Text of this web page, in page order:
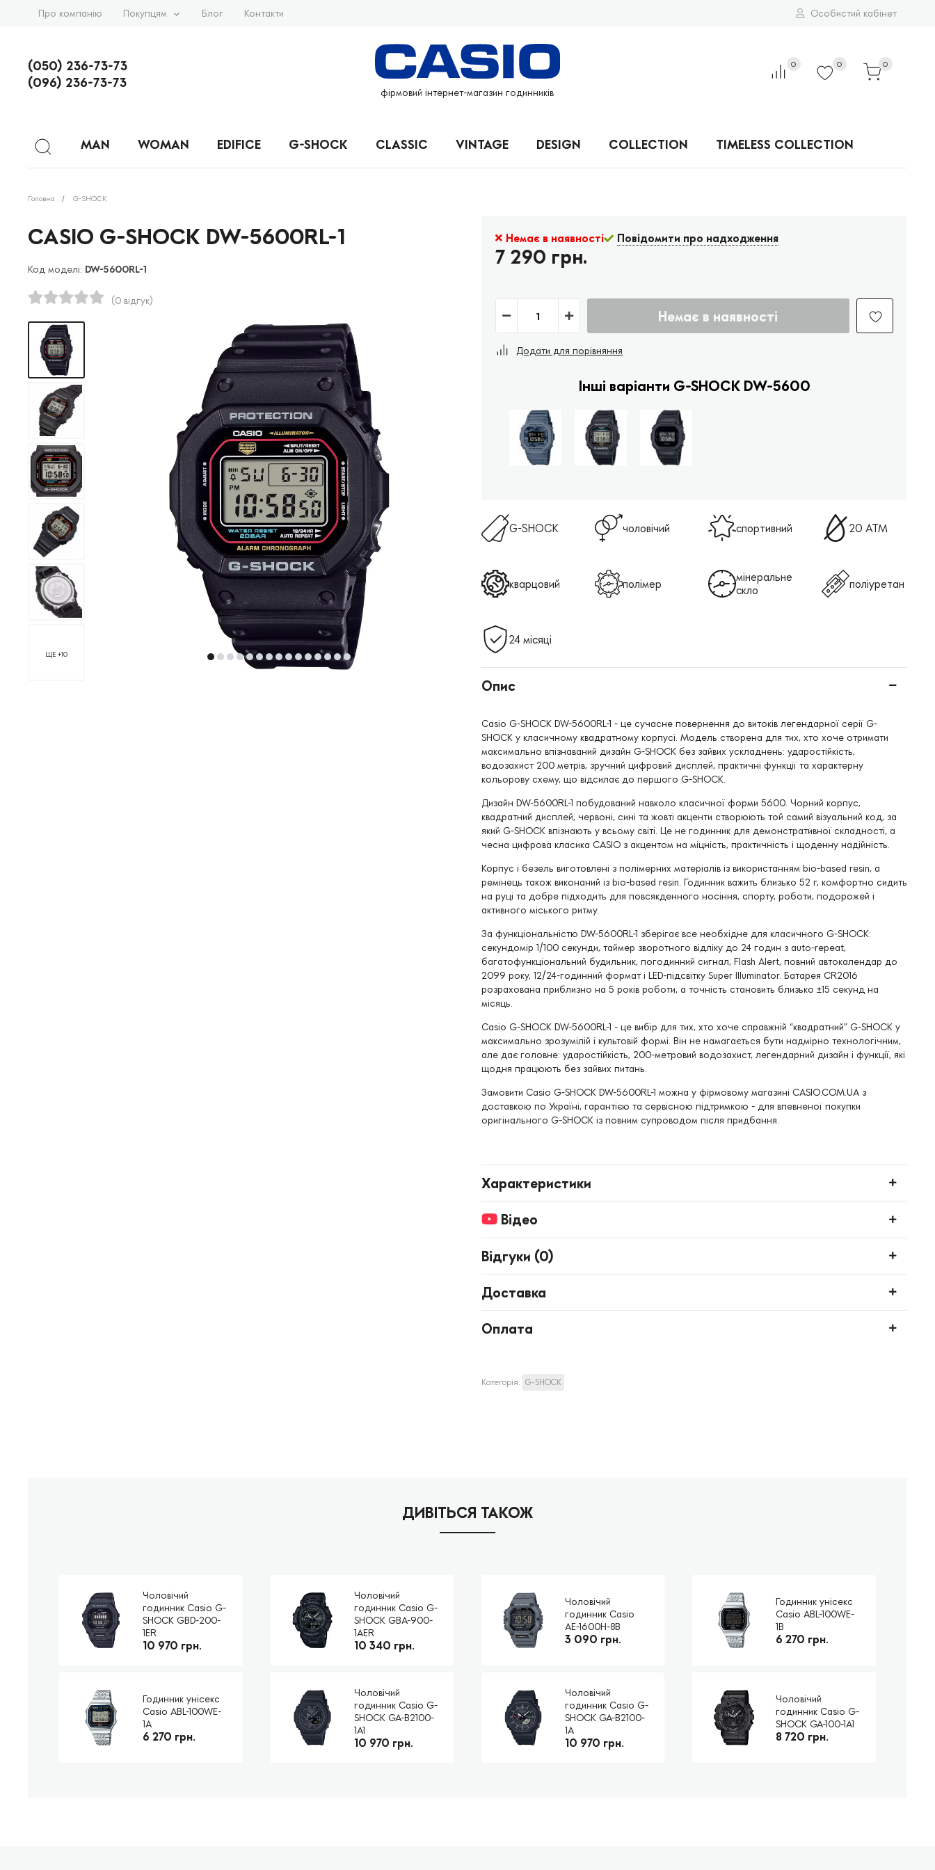
Про компанію Покупцям Блог Контакти Особистий кабінет
(050) 236-73-73
(096) 236-73-73
фірмовий інтернет-магазин годинників
0 0 0
MAN WOMAN EDIFICE G-SHOCK CLASSIC VINTAGE DESIGN COLLECTION TIMELESS COLLECTION
Головна G-SHOCK
CASIO G-SHOCK DW-5600RL-1
Код моделі: DW-5600RL-1
(0 відгук)
ЩЕ +10
Немає в наявності Повідомити про надходження
7 290 грн.
Немає в наявності
Додати для порівняння
Інші варіанти G-SHOCK DW-5600
G-SHOCK чоловічий спортивний 20 ATM
кварцовий полімер
мінеральне
скло
поліуретан
24 місяці
Опис
Casio G-SHOCK DW-5600RL-1 - це сучасне повернення до витоків легендарної серії G-
SHOCK у класичному квадратному корпусі. Модель створена для тих, хто хоче отримати
максимально впізнаваний дизайн G-SHOCK без зайвих ускладнень: ударостійкість,
водозахист 200 метрів, зручний цифровий дисплей, практичні функції та характерну
кольорову схему, що відсилає до першого G-SHOCK.
Дизайн DW-5600RL-1 побудований навколо класичної форми 5600. Чорний корпус,
квадратний дисплей, червоні, сині та жовті акценти створюють той самий візуальний код, за
який G-SHOCK впізнають у всьому світі. Це не годинник для демонстративної складності, а
чесна цифрова класика CASIO з акцентом на міцність, практичність і щоденну надійність.
Корпус і безель виготовлені з полімерних матеріалів із використанням bio-based resin, а
ремінець також виконаний із bio-based resin. Годинник важить близько 52 г, комфортно сидить
на руці та добре підходить для повсякденного носіння, спорту, роботи, подорожей і
активного міського ритму.
За функціональністю DW-5600RL-1 зберігає все необхідне для класичного G-SHOCK:
секундомір 1/100 секунди, таймер зворотного відліку до 24 годин з auto-repeat,
багатофункціональний будильник, погодинний сигнал, Flash Alert, повний автокалендар до
2099 року, 12/24-годинний формат і LED-підсвітку Super Illuminator. Батарея CR2016
розрахована приблизно на 5 років роботи, а точність становить близько ±15 секунд на
місяць.
Casio G-SHOCK DW-5600RL-1 - це вибір для тих, хто хоче справжній “квадратний” G-SHOCK у
максимально зрозумілій і культовій формі. Він не намагається бути надмірно технологічним,
але дає головне: ударостійкість, 200-метровий водозахист, легендарний дизайн і функції, які
щодня працюють без зайвих питань.
Замовити Casio G-SHOCK DW-5600RL-1 можна у фірмовому магазині CASIO.COM.UA з
доставкою по Україні, гарантією та сервісною підтримкою - для впевненої покупки
оригінального G-SHOCK із повним супроводом після придбання.
Характеристики
Відео
Відгуки (0)
Доставка
Оплата
Категорія: G-SHOCK
ДИВІТЬСЯ ТАКОЖ
Чоловічий
годинник Casio G-
SHOCK GBD-200-
1ER
10 970 грн.
Чоловічий
годинник Casio G-
SHOCK GBA-900-
1AER
10 340 грн.
Чоловічий
годинник Casio
AE-1600H-8B
3 090 грн.
Годинник унісекс
Casio ABL-100WE-
1B
6 270 грн.
Годинник унісекс
Casio ABL-100WE-
1A
6 270 грн.
Чоловічий
годинник Casio G-
SHOCK GA-B2100-
1A1
10 970 грн.
Чоловічий
годинник Casio G-
SHOCK GA-B2100-
1A
10 970 грн.
Чоловічий
годинник Casio G-
SHOCK GA-100-1A1
8 720 грн.